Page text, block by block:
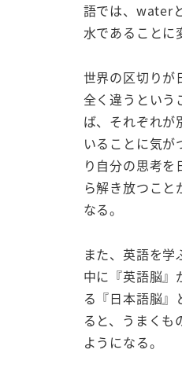
語では、water
水であることに
世界の区切りが
全く違うという
ば、それぞれが
いることに気が
り自分の思考
ら解き放つこと
なる。
また、英語を学
中に『英語脳』
る『日本語脳』
ると、うまくも
ようになる。